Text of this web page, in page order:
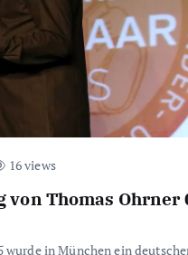
16 views
von Thomas Ohrner
wurde in München ein